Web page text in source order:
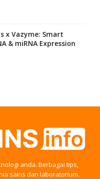
x Vazyme: Smart
& miRNA Expression
anda. Berbagai tips,
sains dan laboratorium.